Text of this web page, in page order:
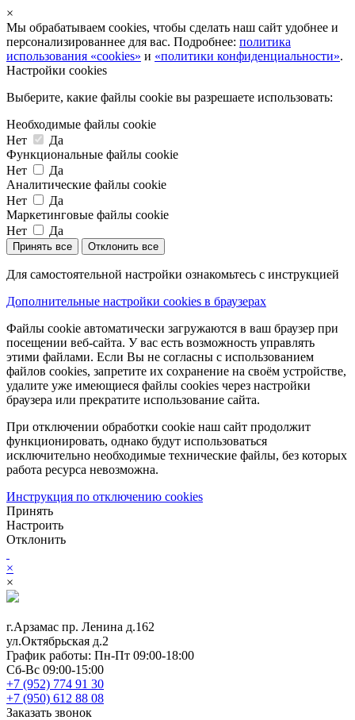
×
Мы обрабатываем cookies, чтобы сделать наш сайт удобнее и
персонализированнее для вас. Подробнее: политика
использования «cookies» и «политики конфиденциальности».
Настройки cookies
Выберите, какие файлы cookie вы разрешаете использовать:
Необходимые файлы cookie
Нет
Да
Функциональные файлы cookie
Нет
Да
Аналитические файлы cookie
Нет
Да
Маркетинговые файлы cookie
Нет
Да
Принять все Отклонить все
Для самостоятельной настройки ознакомьтесь с инструкцией
Дополнительные настройки cookies в браузерах
Файлы cookie автоматически загружаются в ваш браузер при
посещении веб-сайта. У вас есть возможность управлять
этими файлами. Если Вы не согласны с использованием
файлов cookies, запретите их сохранение на своём устройстве,
удалите уже имеющиеся файлы cookies через настройки
браузера или прекратите использование сайта.
При отключении обработки cookie наш сайт продолжит
функционировать, однако будут использоваться
исключительно необходимые технические файлы, без которых
работа ресурса невозможна.
Инструкция по отключению cookies
Принять
Настроить
Отклонить
×
×
г.Арзамас пр. Ленина д.162
ул.Октябрьская д.2
График работы: Пн-Пт 09:00-18:00
Сб-Вс 09:00-15:00
+7 (952) 774 91 30
+7 (950) 612 88 08
Заказать звонок